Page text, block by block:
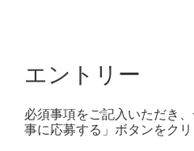
エントリー
必須事項をご記入いただき
事に応募する」ボタンをクリ